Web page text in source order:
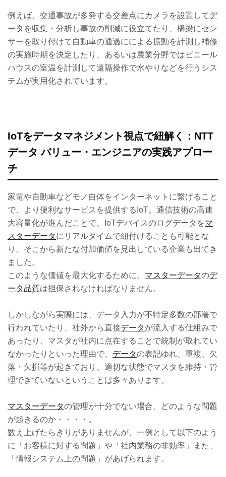
例えば、交通事故が多発する交差点にカメラを設置してデ
ータ を収集・分析し事故の削減に役立てたり、橋梁にセン
サーを取り付けて自動車の通過にによる振動を計測し補修
の実施時期を決定したり、あるいは農業分野ではビニール
ハウスの室温を計測して遠隔操作で水やりなどを行うシス
テムが実用化されています。
IoTをデータマネジメント視点で紐解く：NTT
データ バリュー・エンジニアの実践アプロー
チ
家電や自動車などモノ自体をインターネットに繋げること
で、より便利なサービスを提供するIoT。通信技術の高速
大容量化が進んだことで、IoTデバイスのログデータをマ
スターデータにリアルタイムで紐付けることも可能とな
り、そこから新たな付加価値を見出している企業も出てき
ました。
このような価値を最大化するために、 マスターデータのデ
ータ品質は担保されなければなりません。
しかしながら実際には、データ入力が不特定多数の部署で
行われていたり、社外から直接データが流入する仕組みで
あったり、マスタが社内に点在することで統制が取れてい
なかったりといった理由で、 データの表記ゆれ、重複、欠
落・欠損等が起きており、適切な状態でマスタを維持・管
理できていないということは多々あります。
マスターデータの管理が十分でない場合、どのような問題
が起きるのか・・・・。
数え上げたらきりがありませんが、一例として以下のよう
に「お客様に対する問題」や「社内業務の非効率」また、
「情報システム上の問題」があげられます。